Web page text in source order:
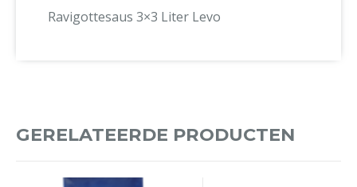
Ravigottesaus 3×3 Liter Levo
GERELATEERDE PRODUCTEN